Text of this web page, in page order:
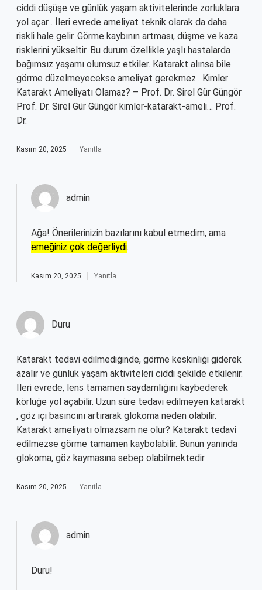
ciddi düşüşe ve günlük yaşam aktivitelerinde zorluklara
yol açar . İleri evrede ameliyat teknik olarak da daha
riskli hale gelir. Görme kaybının artması, düşme ve kaza
risklerini yükseltir. Bu durum özellikle yaşlı hastalarda
bağımsız yaşamı olumsuz etkiler. Katarakt alınsa bile
görme düzelmeyecekse ameliyat gerekmez . Kimler
Katarakt Ameliyatı Olamaz? – Prof. Dr. Sirel Gür Güngör
Prof. Dr. Sirel Gür Güngör kimler-katarakt-ameli… Prof.
Dr.
Kasım 20, 2025 Yanıtla
admin
Ağa! Önerilerinizin bazılarını kabul etmedim, ama
emeğiniz çok değerliydi.
Kasım 20, 2025 Yanıtla
Duru
Katarakt tedavi edilmediğinde, görme keskinliği giderek
azalır ve günlük yaşam aktiviteleri ciddi şekilde etkilenir.
İleri evrede, lens tamamen saydamlığını kaybederek
körlüğe yol açabilir. Uzun süre tedavi edilmeyen katarakt
, göz içi basıncını artırarak glokoma neden olabilir.
Katarakt ameliyatı olmazsam ne olur? Katarakt tedavi
edilmezse görme tamamen kaybolabilir. Bunun yanında
glokoma, göz kaymasına sebep olabilmektedir .
Kasım 20, 2025 Yanıtla
admin
Duru!